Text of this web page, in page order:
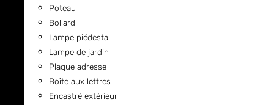
Poteau
Bollard
Lampe piédestal
Lampe de jardin
Plaque adresse
Boîte aux lettres
Encastré extérieur